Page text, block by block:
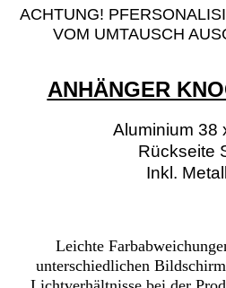
ACHTUNG!
VOM UMTAUSCH
ANHÄNGER
Aluminium 38
Rückseite
Inkl.
Leichte
unterschiedlichen